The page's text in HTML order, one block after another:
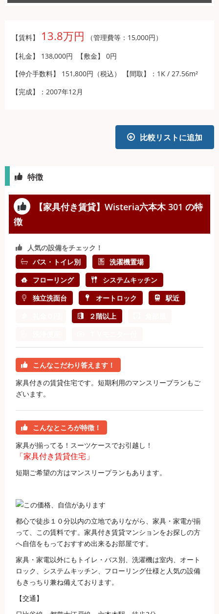
【賃料】 13.8万円
（管理費等：15,000円）
【礼金】 138,000円 【敷金】 0円
【仲介手数料】 151,800円（税込）
【間取】：1K / 27.56m²
【完成】：2007年12月
比較リストに追加
特徴
【家具付き賃貸】Wisteria六本木 301 の特
徴
人気の設備をチェック！
バス・トイレ別
洗濯機置場
フローリング
システムキッチン
独立洗面台
オートロック
駅近
２階以上
こんなこだわり答えます！
家具付きの賃貸住宅です。短期利用のマンスリープランもご
ざいます。
こんなところが特徴！
家具が揃ってる！スーツケースでお引越し！
「家具付き賃貸住宅」
短期ご希望の方はマンスリープランもあります。
都心で徒歩１０分以内の立地でありながら、家具・家電が揃
って、この賃料です。家具付き賃貸マンションをお探しの方
へ自信をもっておすすめ出来るお部屋です。
家具・家電以外にもトイレ・バス別、洗濯機は室内、オート
ロック、システムキッチン、フローリング仕様と人気の設備
もきっちり兼ね備えております。
【交通】